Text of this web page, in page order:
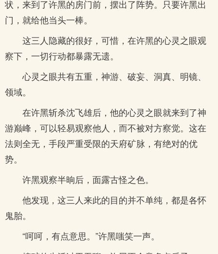
状，来到了许黑的房门前，摆出了阵势。只要许黑出
门，就给他当头一棒。
这三人隐藏的很好，可惜，在许黑的心灵之眼观
察下，一切行动都暴露无遗。
心灵之眼共有五重，神游、破妄、洞真、明镜、
领域。
在许黑斩杀沈飞雄后，他的心灵之眼就来到了神
游巅峰，可以轻易观察他人，而不被对方察觉。这在
法则全无，手段严重受限的天府矿脉，有绝对的优
势。
许黑观察半晌后，面露古怪之色。
他发现，这三人来此的目的并不单纯，都是各怀
鬼胎。
“呵呵，有点意思。”许黑嗤笑一声。